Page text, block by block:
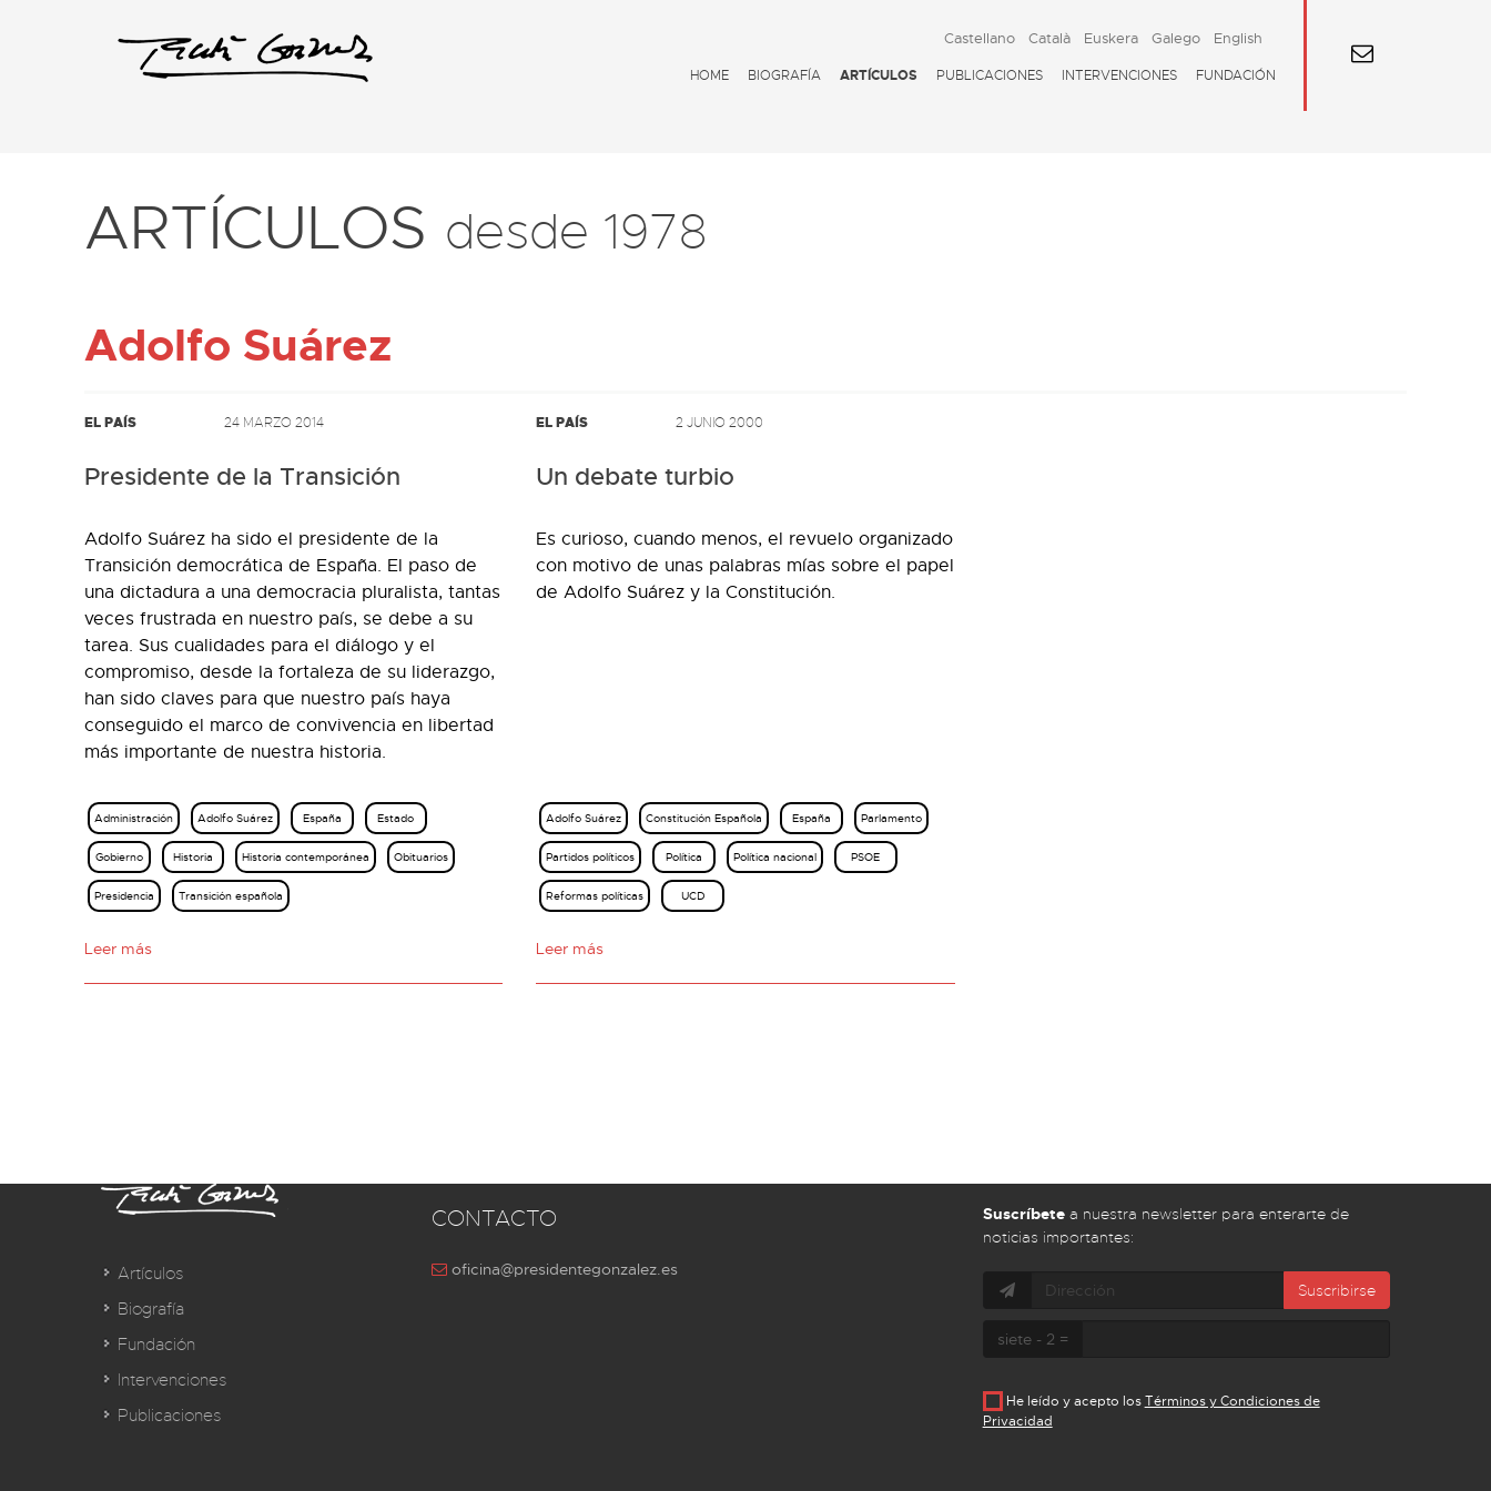
HOME BIOGRAFÍA ARTÍCULOS PUBLICACIONES INTERVENCIONES FUNDACIÓN
Castellano Català Euskera Galego English
ARTÍCULOS desde 1978
Adolfo Suárez
EL PAÍS 24 MARZO 2014
Presidente de la Transición
Adolfo Suárez ha sido el presidente de la
Transición democrática de España. El paso de
una dictadura a una democracia pluralista, tantas
veces frustrada en nuestro país, se debe a su
tarea. Sus cualidades para el diálogo y el
compromiso, desde la fortaleza de su liderazgo,
han sido claves para que nuestro país haya
conseguido el marco de convivencia en libertad
más importante de nuestra historia.
Administración Adolfo Suárez España Estado
Gobierno Historia Historia contemporánea Obituarios
Presidencia Transición española
Leer más
EL PAÍS 2 JUNIO 2000
Un debate turbio
Es curioso, cuando menos, el revuelo organizado
con motivo de unas palabras mías sobre el papel
de Adolfo Suárez y la Constitución.
Adolfo Suárez Constitución Española España Parlamento
Partidos políticos Política Política nacional PSOE
Reformas políticas UCD
Leer más
Artículos
Biografía
Fundación
Intervenciones
Publicaciones
CONTACTO
oficina@presidentegonzalez.es
Suscríbetea nuestra newsletter para enterarte de
noticias importantes:
Suscribirse
siete - 2 =
He leído y acepto los Términos y Condiciones de
Privacidad